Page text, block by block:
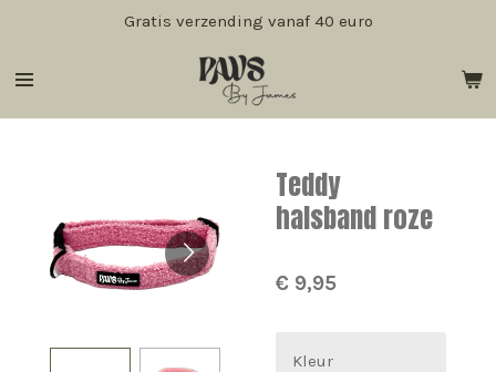
naar
hoofdinhoud
Gratis verzending vanaf 40 euro
Teddy
halsband roze
€ 9,95
Kleur